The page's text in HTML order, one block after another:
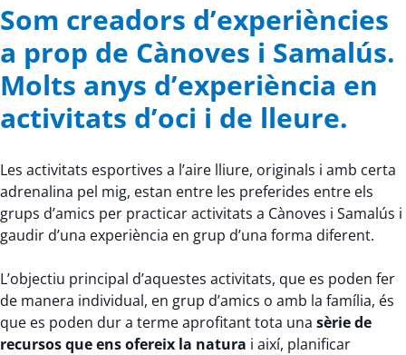
Som creadors d’experiències
a prop de Cànoves i Samalús.
Molts anys d’experiència en
activitats d’oci i de lleure.
Les activitats esportives a l’aire lliure, originals i amb certa
adrenalina pel mig, estan entre les preferides entre els
grups d’amics per practicar activitats a Cànoves i Samalús i
gaudir d’una experiència en grup d’una forma diferent.
L’objectiu principal d’aquestes activitats, que es poden fer
de manera individual, en grup d’amics o amb la família, és
que es poden dur a terme aprofitant tota una sèrie de
recursos que ens ofereix la natura i així, planificar